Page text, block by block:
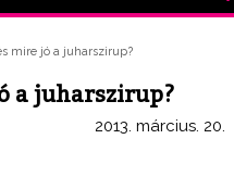
mire jó a juharszirup?
a juharszirup?
2013. március. 20.